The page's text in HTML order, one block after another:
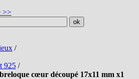
>>
ok
/
925 /
cœur découpé 17x11 mm x1